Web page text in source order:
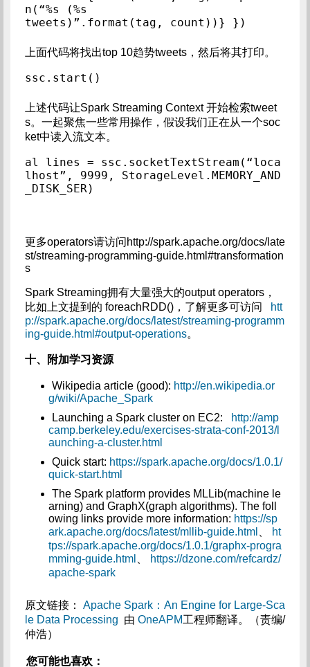
n(“%s (%s
tweets)”.format(tag, count))} })
上面代码将找出top 10趋势tweets，然后将其打印。
ssc.start()
上述代码让Spark Streaming Context 开始检索tweet
s。一起聚焦一些常用操作，假设我们正在从一个soc
ket中读入流文本。
al lines = ssc.socketTextStream(“loca
lhost”, 9999, StorageLevel.MEMORY_AND
_DISK_SER)
更多operators请访问http://spark.apache.org/docs/late
st/streaming-programming-guide.html#transformation
s
Spark Streaming拥有大量强大的output operators，
比如上文提到的 foreachRDD()，了解更多可访问
htt
p://spark.apache.org/docs/latest/streaming-programm
ing-guide.html#output-operations。
十、附加学习资源
Wikipedia article (good): http://en.wikipedia.or
g/wiki/Apache_Spark
Launching a Spark cluster on EC2:
http://amp
camp.berkeley.edu/exercises-strata-conf-2013/l
aunching-a-cluster.html
Quick start: https://spark.apache.org/docs/1.0.1/
quick-start.html
The Spark platform provides MLLib(machine le
arning) and GraphX(graph algorithms). The foll
owing links provide more information: https://sp
ark.apache.org/docs/latest/mllib-guide.html
ht
tps://spark.apache.org/docs/1.0.1/graphx-progra
mming-guide.html
https://dzone.com/refcardz/
apache-spark
原文链接： Apache Spark：An Engine for Large-Sca
le Data Processing 由 OneAPM工程师翻译。（责编/
仲浩）
您可能也喜欢：